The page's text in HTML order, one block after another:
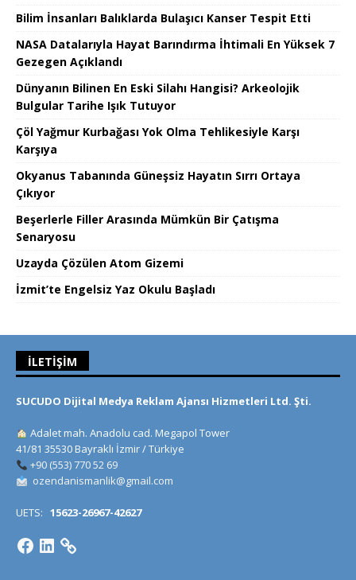
Bilim İnsanları Balıklarda Bulaşıcı Kanser Tespit Etti
NASA Datalarıyla Hayat Barındırma İhtimali En Yüksek 7
Gezegen Açıklandı
Dünyanın Bilinen En Eski Silahı Hangisi? Arkeolojik
Bulgular Tarihe Işık Tutuyor
Çöl Yağmur Kurbağası Yok Olma Tehlikesiyle Karşı
Karşıya
Okyanus Tabanında Güneşsiz Hayatın Sırrı Ortaya
Çıkıyor
Beşerlerle Filler Arasında Mümkün Bir Çatışma
Senaryosu
Uzayda Çözülen Atom Gizemi
İzmit’te Engelsiz Yaz Okulu Başladı
İLETIŞIM
SUCUDO Dijital Medya Reklam Ajansı Hizmetleri Ltd. Şti.
Adalet mah. Anadolu cad. Megapol Tower
41/81 35530 Bayraklı İzmir / Türkiye
+90 (553) 770 52 69
ozendanismanlik@gmail.com
UETS: 15623-26967-42627